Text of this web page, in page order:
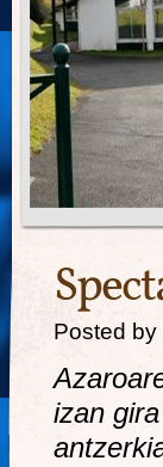
Posted by
izan